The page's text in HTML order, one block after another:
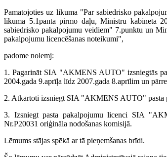
Pamatojoties uz likuma "Par sabiedrisko
likuma 5.1panta pirmo daļu, Ministru kabineta
sabiedrisko pakalpojumu veidiem" 7.punktu un
pakalpojumu licencēšanas noteikumi",
padome nolemj:
1. Pagarināt SIA "AKMENS AUTO" izsniegtās
2004.gada 9.aprīļa līdz 2007.gada 8.aprīlim un
2. Atkārtoti izsniegt SIA "AKMENS AUTO" pasta
3. Izsniegt pasta pakalpojumu licenci SIA
Nr.P20031 oriģināla nodošanas komisijā.
Lēmums stājas spēkā ar tā pieņemšanas brīdi.